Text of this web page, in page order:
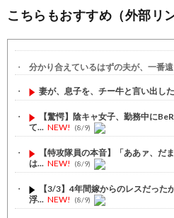
こちらもおすすめ（外部リン
分かり合えているはずの夫が、一番
妻が、息子を、チー牛と言い出した
【驚愕】陰キャ女子、勤務中に
て... NEW! (8/9)
【特攻隊員の本音】「ああァ、だ
は... NEW! (8/9)
【3/3】4年間嫁からのレスだった
浮... NEW! (8/9)